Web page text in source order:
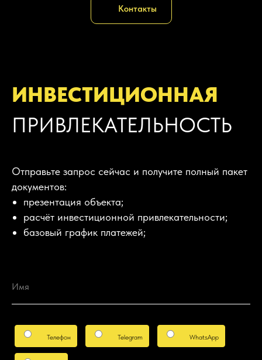
Контакты
ИНВЕСТИЦИОННАЯ
ПРИВЛЕКАТЕЛЬНОСТЬ
Отправьте запрос сейчас и получите полный пакет
документов:
презентация объекта;
расчёт инвестиционной привлекательности;
базовый график платежей;
Имя
Телефон Telegram WhatsApp